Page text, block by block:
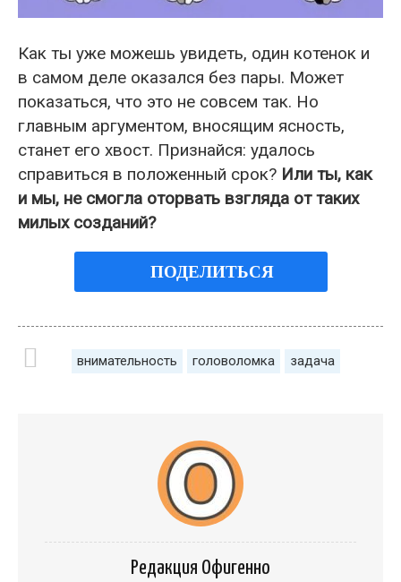
Как ты уже можешь увидеть, один котенок и
в самом деле оказался без пары. Может
показаться, что это не совсем так. Но
главным аргументом, вносящим ясность,
станет его хвост. Признайся: удалось
справиться в положенный срок? Или ты, как
и мы, не смогла оторвать взгляда от таких
милых созданий?
ПОДЕЛИТЬСЯ
внимательность головоломка задача
Редакция Офигенно